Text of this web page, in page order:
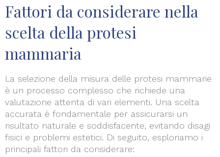
Fattori da considerare nella
scelta della protesi
mammaria
La selezione della misura delle protesi mammarie
è un processo complesso che richiede una
valutazione attenta di vari elementi. Una scelta
accurata è fondamentale per assicurarsi un
risultato naturale e soddisfacente, evitando disagi
fisici e problemi estetici. Di seguito, esploriamo i
principali fattori da considerare: